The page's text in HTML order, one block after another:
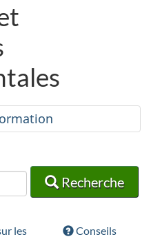
Recherche
Recherche
Recherche
les
Conseils